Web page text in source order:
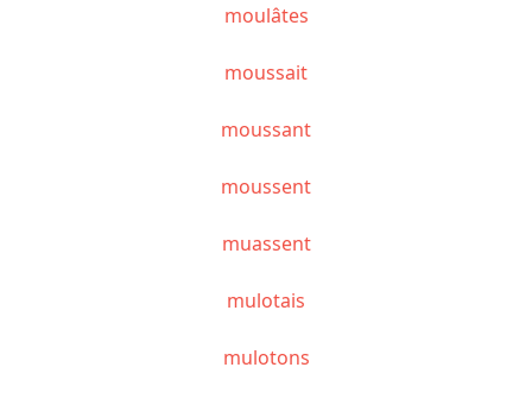
moulâtes
moussait
moussant
moussent
muassent
mulotais
mulotons